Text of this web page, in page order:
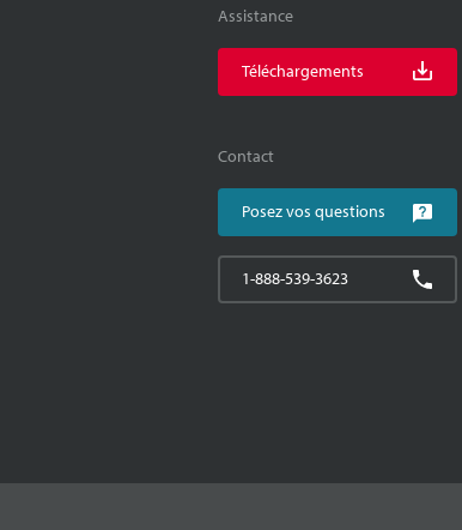
Assistance
Téléchargements
Contact
Posez vos questions
1-888-539-3623